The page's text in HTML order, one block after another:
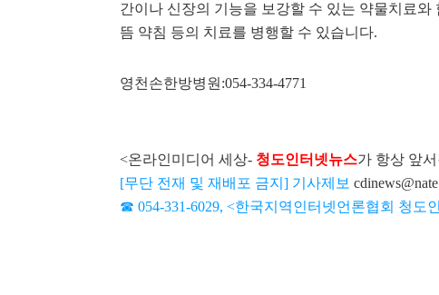
간이나 신장의 기능을 보강할 수 있는 약물치료
뜸 약침 등의 치료를 병행할 수 있습니다.
영천손한방병원:054-334-4771
<온라인미디어 세상- 청도인터넷뉴스가 항상 앞
[무단 전재 및 재배포 금지] 기사제보
☎ 054-331-6029, <한국지역인터넷언론협회 청도